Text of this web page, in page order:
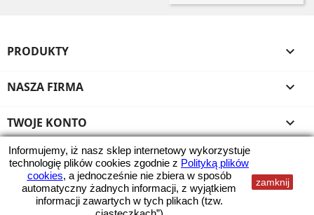
Informujemy, iż nasz sklep internetowy wykorzystuje
technologię plików cookies zgodnie z Polityką plików
cookies, a jednocześnie nie zbiera w sposób
automatyczny żadnych informacji, z wyjątkiem
informacji zawartych w tych plikach (tzw.
zamknij
PRODUKTY 
NASZA FIRMA 
TWOJE KONTO 
INFORMACJA O SKLEPIE
Wszystkie ceny zawierają podatek VAT
© 2026 - Kami Ranty